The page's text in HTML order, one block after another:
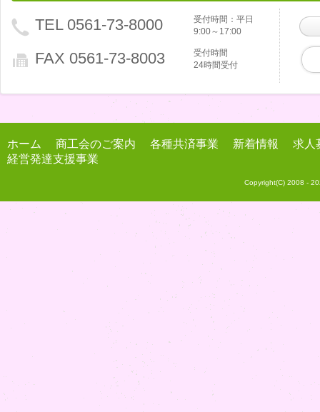
TEL 0561-73-8000
受付時間：平日
9:00～17:00
FAX 0561-73-8003
受付時間
24時間受付
ホーム 商工会のご案内 各種共済事業 新着情報
求人
経営発達支援事業
Copyright(C) 2008 -